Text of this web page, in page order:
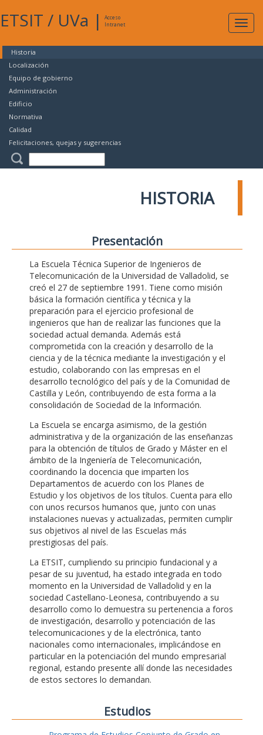
ETSIT / UVa |
Acceso
Intranet
Historia
Localización
Equipo de gobierno
Administración
Edificio
Normativa
Calidad
Felicitaciones, quejas y sugerencias
HISTORIA
Presentación
La Escuela Técnica Superior de Ingenieros de
Telecomunicación de la Universidad de Valladolid, se
creó el 27 de septiembre 1991. Tiene como misión
básica la formación científica y técnica y la
preparación para el ejercicio profesional de
ingenieros que han de realizar las funciones que la
sociedad actual demanda. Además está
comprometida con la creación y desarrollo de la
ciencia y de la técnica mediante la investigación y el
estudio, colaborando con las empresas en el
desarrollo tecnológico del país y de la Comunidad de
Castilla y León, contribuyendo de esta forma a la
consolidación de Sociedad de la Información.
La Escuela se encarga asimismo, de la gestión
administrativa y de la organización de las enseñanzas
para la obtención de títulos de Grado y Máster en el
ámbito de la Ingeniería de Telecomunicación,
coordinando la docencia que imparten los
Departamentos de acuerdo con los Planes de
Estudio y los objetivos de los títulos. Cuenta para ello
con unos recursos humanos que, junto con unas
instalaciones nuevas y actualizadas, permiten cumplir
sus objetivos al nivel de las Escuelas más
prestigiosas del país.
La ETSIT, cumpliendo su principio fundacional y a
pesar de su juventud, ha estado integrada en todo
momento en la Universidad de Valladolid y en la
sociedad Castellano-Leonesa, contribuyendo a su
desarrollo como lo demuestra su pertenencia a foros
de investigación, desarrollo y potenciación de las
telecomunicaciones y de la electrónica, tanto
nacionales como internacionales, implicándose en
particular en la potenciación del mundo empresarial
regional, estando presente allí donde las necesidades
de estos sectores lo demandan.
Estudios